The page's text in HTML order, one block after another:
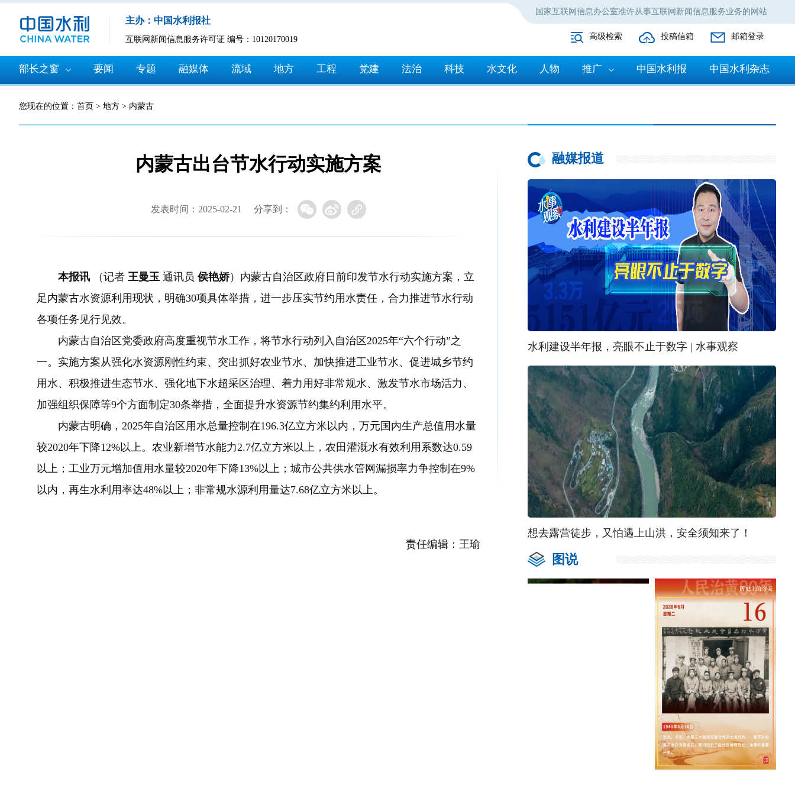
国家互联网信息办公室准许从事互联网新闻信息服务业务的网站
主办：中国水利报社
互联网新闻信息服务许可证 编号：10120170019 高级检索 投稿信箱 邮箱登录
部长之窗 要闻 专题 融媒体 流域 地方 工程 党建 法治 科技 水文化 人物 推广 中国水利报 中国水利杂志
您现在的位置： 首页 > 地方 > 内蒙古
内蒙古出台节水行动实施方案
发表时间：2025-02-21 分享到：
本报讯 （记者 王曼玉 通讯员 侯艳娇）内蒙古自治区政府日前印发节水行动实施方案，立
足内蒙古水资源利用现状，明确30项具体举措，进一步压实节约用水责任，合力推进节水行动
各项任务见行见效。
内蒙古自治区党委政府高度重视节水工作，将节水行动列入自治区2025年“六个行动”之
一。实施方案从强化水资源刚性约束、突出抓好农业节水、加快推进工业节水、促进城乡节约
用水、积极推进生态节水、强化地下水超采区治理、着力用好非常规水、激发节水市场活力、
加强组织保障等9个方面制定30条举措，全面提升水资源节约集约利用水平。
内蒙古明确，2025年自治区用水总量控制在196.3亿立方米以内，万元国内生产总值用水量
较2020年下降12%以上。农业新增节水能力2.7亿立方米以上，农田灌溉水有效利用系数达0.59
以上；工业万元增加值用水量较2020年下降13%以上；城市公共供水管网漏损率力争控制在9%
以内，再生水利用率达48%以上；非常规水源利用量达7.68亿立方米以上。
责任编辑：王瑜
融媒报道
水利建设半年报，亮眼不止于数字 | 水事观察
想去露营徒步，又怕遇上山洪，安全须知来了！
图说